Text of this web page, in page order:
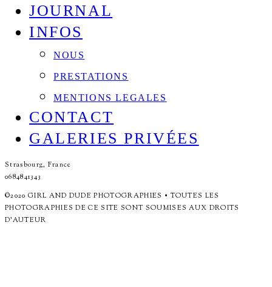
JOURNAL
INFOS
NOUS
PRESTATIONS
MENTIONS LEGALES
CONTACT
GALERIES PRIVÉES
Strasbourg, France
0684841343
©2020 GIRL AND DUDE PHOTOGRAPHIES • TOUTES LES
PHOTOGRAPHIES DE CE SITE SONT SOUMISES AUX DROITS
D'AUTEUR